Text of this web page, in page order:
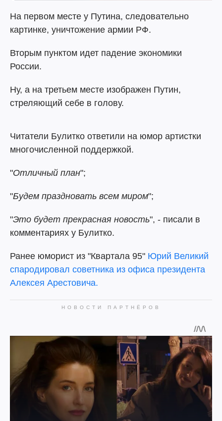
На первом месте у Путина, следовательно
картинке, уничтожение армии РФ.
Вторым пунктом идет падение экономики
России.
Ну, а на третьем месте изображен Путин,
стреляющий себе в голову.
Читатели Булитко ответили на юмор артистки
многочисленной поддержкой.
"Отличный план";
"Будем праздновать всем миром";
"Это будет прекрасная новость", - писали в
комментариях у Булитко.
Ранее юморист из "Квартала 95" Юрий Великий
спародировал советника из офиса президента
Алексея Арестовича.